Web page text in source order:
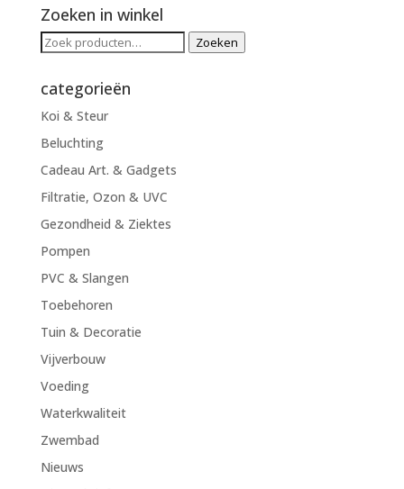
Zoeken in winkel
Zoeken
Zoeken
categorieën
Koi & Steur
Beluchting
Cadeau Art. & Gadgets
Filtratie, Ozon & UVC
Gezondheid & Ziektes
Pompen
PVC & Slangen
Toebehoren
Tuin & Decoratie
Vijverbouw
Voeding
Waterkwaliteit
Zwembad
Nieuws